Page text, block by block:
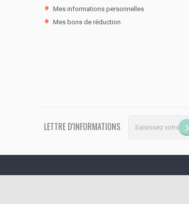
Mes informations personnelles
Mes bons de réduction
LETTRE D'INFORMATIONS